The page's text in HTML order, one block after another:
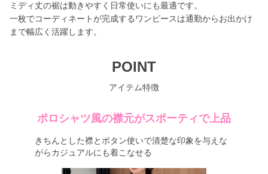
ミディ丈の裾は動きやすく日常使いにも最適です。
一枚でコーディネートが完成するワンピースは通勤からお出かけ
まで幅広く活躍します。
POINT
アイテム特徴
ポロシャツ風の襟元がスポーティで上品
きちんとした襟とボタン使いで清楚な印象を与えな
がらカジュアルにも着こなせる